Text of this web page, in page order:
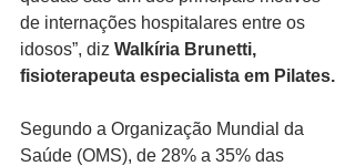
de internações hospitalares entre os
idosos”, diz Walkíria Brunetti,
fisioterapeuta especialista em Pilates.
Segundo a Organização Mundial da
Saúde (OMS), de 28% a 35% das